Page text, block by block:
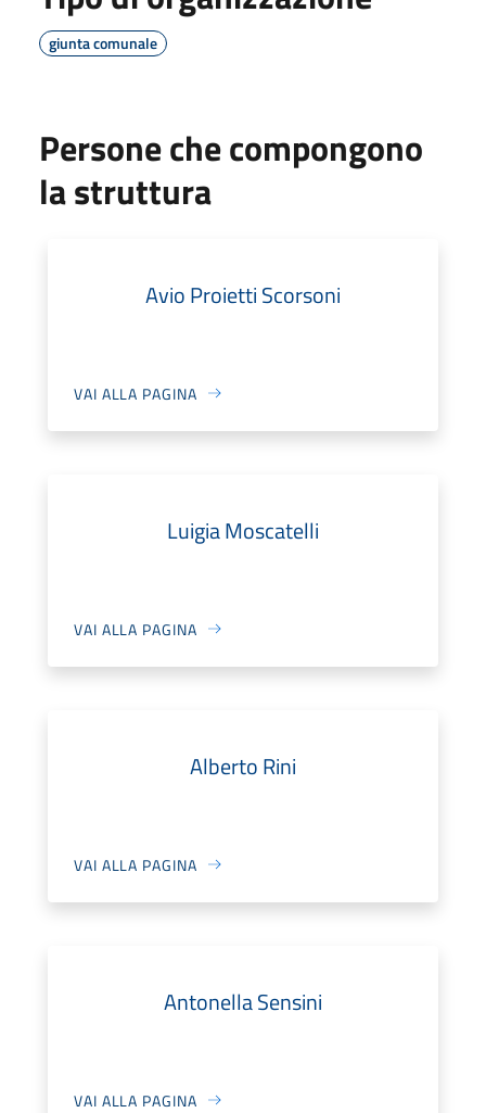
giunta comunale
Persone che compongono
la struttura
Avio Proietti Scorsoni
VAI ALLA PAGINA
Luigia Moscatelli
VAI ALLA PAGINA
Alberto Rini
VAI ALLA PAGINA
Antonella Sensini
VAI ALLA PAGINA